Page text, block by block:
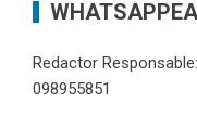
Redactor
098955851